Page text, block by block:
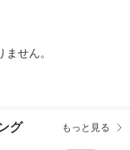
せん。
グ もっと見る